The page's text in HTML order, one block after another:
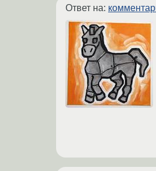
Ответ на: